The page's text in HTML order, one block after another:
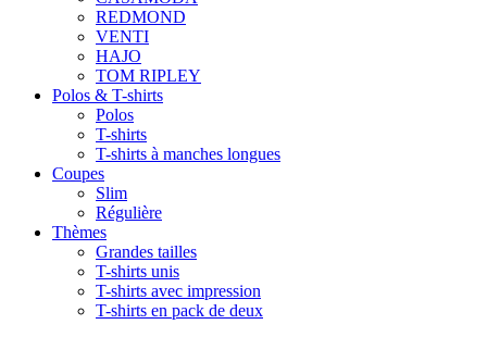
REDMOND
VENTI
HAJO
TOM RIPLEY
Polos & T-shirts
Polos
T-shirts
T-shirts à manches longues
Coupes
Slim
Régulière
Thèmes
Grandes tailles
T-shirts unis
T-shirts avec impression
T-shirts en pack de deux